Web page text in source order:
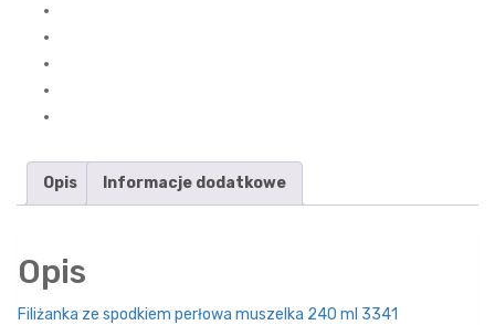
Opis Informacje dodatkowe
Opis
Filiżanka ze spodkiem perłowa muszelka 240 ml 3341